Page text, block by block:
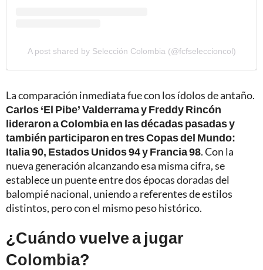
A post shared by Selección Colombia (@fcfseleccioncol)
La comparación inmediata fue con los ídolos de antaño.
Carlos ‘El Pibe’ Valderrama y Freddy Rincón
lideraron a Colombia en las décadas pasadas y
también participaron en tres Copas del Mundo:
Italia 90, Estados Unidos 94 y Francia 98. Con la
nueva generación alcanzando esa misma cifra, se
establece un puente entre dos épocas doradas del
balompié nacional, uniendo a referentes de estilos
distintos, pero con el mismo peso histórico.
¿Cuándo vuelve a jugar
Colombia?